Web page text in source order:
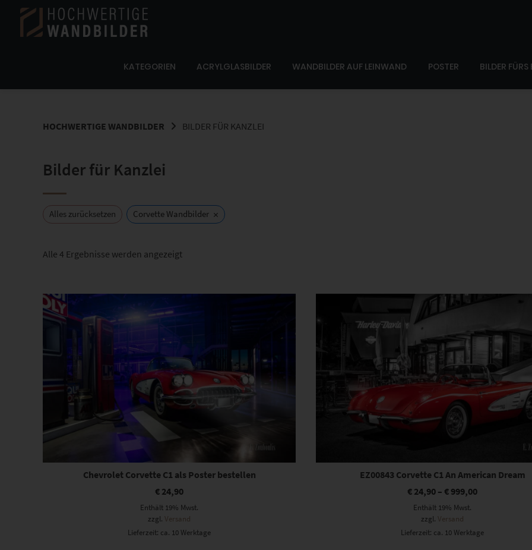
Springe
Inhalt
KATEGORIEN ACRYLGLASBILDER WANDBILDER AUF LEINWAND POSTER BILDER
HOCHWERTIGE WANDBILDER BILDER FÜR KANZLEI
Bilder für Kanzlei
Alles zurücksetzen Corvette Wandbilder ×
Alle 4 Ergebnisse werden angezeigtNach
Chevrolet Corvette C1 als Poster bestellen
€ 24,90
Enthält 19% Mwst.
zzgl.Versand
Lieferzeit: ca. 10 Werktage
Dieses Produkt weist mehrere Varianten auf. Die Optionen können auf der Produktseite gewählt werden
EZ00843 Corvette C1 An American Dream
€ 24,90 –€ 999,00
Enthält 19% Mwst.
zzgl.Versand
Lieferzeit: ca. 10 Werktage